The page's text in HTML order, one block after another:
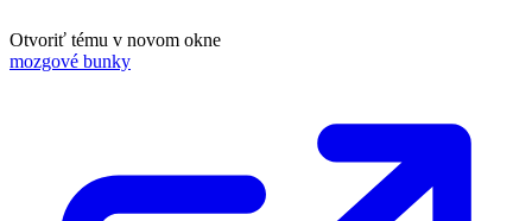
Otvoriť tému v novom okne
mozgové bunky